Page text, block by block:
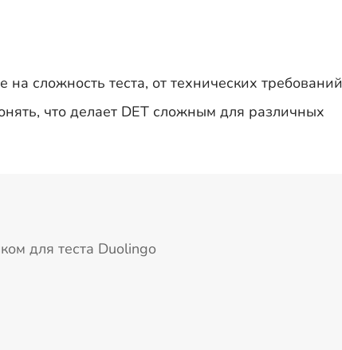
сложность теста, от технических требований
что делает DET сложным для различных
для теста Duolingo